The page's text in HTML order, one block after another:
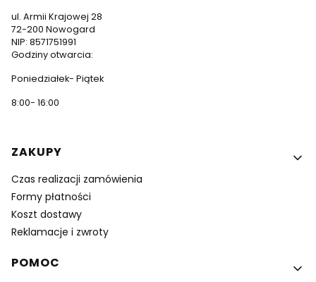
ul. Armii Krajowej 28
72-200 Nowogard
NIP: 8571751991
Godziny otwarcia:
Poniedziałek- Piątek
8:00- 16:00
Linki w stopce
ZAKUPY
Czas realizacji zamówienia
Formy płatności
Koszt dostawy
Reklamacje i zwroty
POMOC